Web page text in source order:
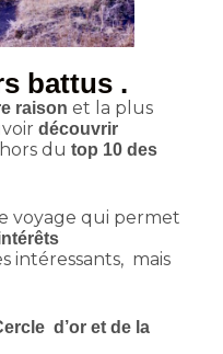
battus .
raison et la plus
découvrir
du top 10 des
voyage qui permet
intéressants, mais
d’or et de la